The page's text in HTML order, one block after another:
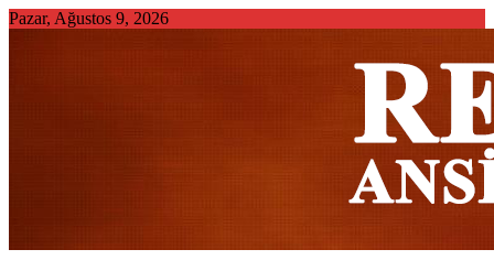
Skip
Pazar, Ağustos 9, 2026